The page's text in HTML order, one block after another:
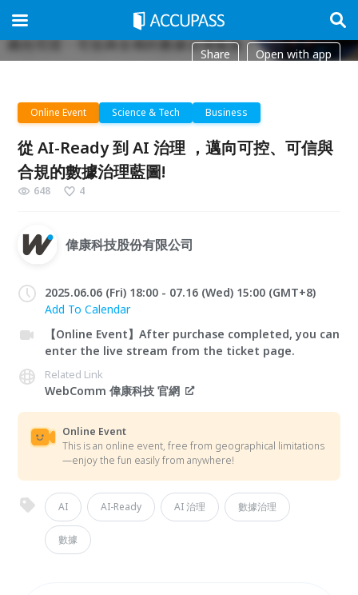
Share Open with app
Online Event Science & Tech Business
從 AI-Ready 到 AI 治理 ，邁向可控、可信與
合規的數據治理藍圖!
648 4
偉康科技股份有限公司
2025.06.06 (Fri) 18:00 - 07.16 (Wed) 15:00 (GMT+8)
Add To Calendar
【Online Event】After purchase completed, you can
enter the live stream from the ticket page.
Related Link
WebComm 偉康科技 官網
Online Event
This is an online event, free from geographical limitations
—enjoy the fun easily from anywhere!
AI AI-Ready AI 治理 數據治理
數據